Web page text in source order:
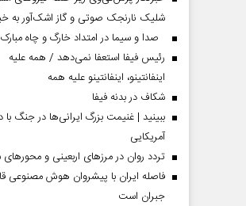
شلیک نارنجک صوتی و گاز اشک‌آور به
صدا و سیما در امتداد خارگ و چاه مبارک
رئیس فیفا استعفا نمی‌دهد / همه علیه
اینفانتینو، اینفانتینو علیه همه
شکاف در بدنه فیفا
ببینید | غنیمت بزرگ ایرانی‌ها در جنگ
آمریکایی
تردد روان در مرزهای اربعینی و
فاصله ایران با پیشرو‌ان هوش مصنوعی
جبران است